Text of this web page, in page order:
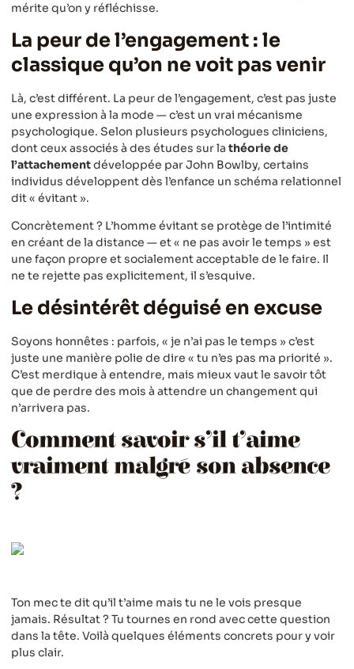
mérite qu’on y réfléchisse.
La peur de l’engagement : le
classique qu’on ne voit pas venir
Là, c’est différent. La peur de l’engagement, c’est pas juste
une expression à la mode — c’est un vrai mécanisme
psychologique. Selon plusieurs psychologues cliniciens,
dont ceux associés à des études sur la théorie de
l’attachementdéveloppée par John Bowlby, certains
individus développent dès l’enfance un schéma relationnel
dit « évitant ».
Concrètement ? L’homme évitant se protège de l’intimité
en créant de la distance — et « ne pas avoir le temps » est
une façon propre et socialement acceptable de le faire. Il
ne te rejette pas explicitement, il s’esquive.
Le désintérêt déguisé en excuse
Soyons honnêtes : parfois, « je n’ai pas le temps » c’est
juste une manière polie de dire « tu n’es pas ma priorité ».
C’est merdique à entendre, mais mieux vaut le savoir tôt
que de perdre des mois à attendre un changement qui
n’arrivera pas.
Comment savoir s’il t’aime
vraiment malgré son absence
?
Ton mec te dit qu’il t’aime mais tu ne le vois presque
jamais. Résultat ? Tu tournes en rond avec cette question
dans la tête. Voilà quelques éléments concrets pour y voir
plus clair.